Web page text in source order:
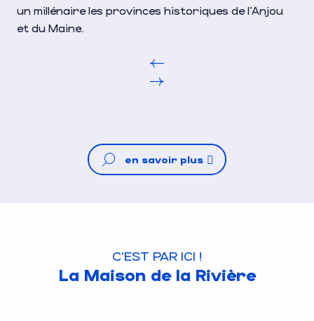
un millénaire les provinces historiques de l’Anjou
et du Maine.
en savoir plus
C'EST PAR ICI !
La Maison de la Rivière